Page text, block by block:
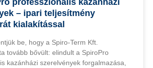
professzionális kazánházi
– ipari teljesítmény
kialakítással
be, hogy a Spiro-Term Kft.
tovább bővült: elindult a SpiroPro
kazánházi szerelvények forgalmazása,